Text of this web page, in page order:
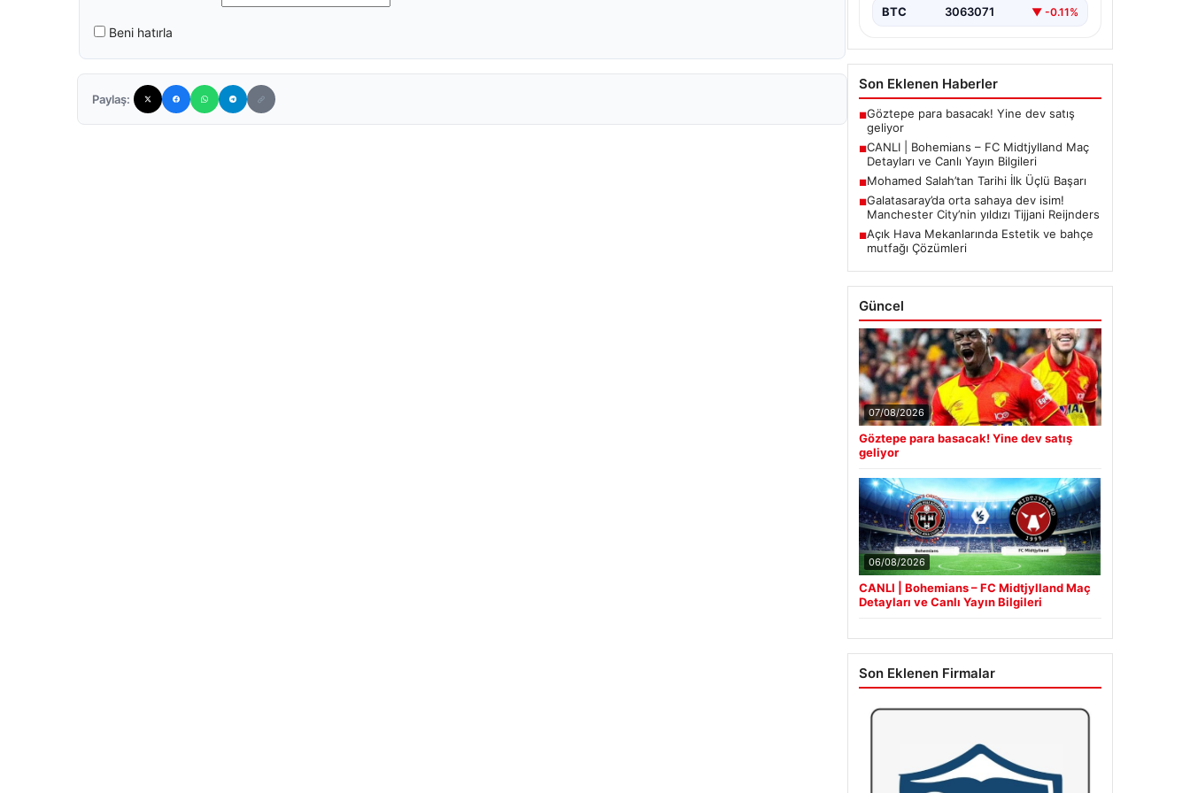
Beni hatırla
Paylaş:
BTC 3063071 ▼ -0.11%
Son Eklenen Haberler
■Göztepe para basacak! Yine dev satış
geliyor
■CANLI | Bohemians – FC Midtjylland Maç
Detayları ve Canlı Yayın Bilgileri
■Mohamed Salah’tan Tarihi İlk Üçlü Başarı
■Galatasaray’da orta sahaya dev isim!
Manchester City’nin yıldızı Tijjani Reijnders
■Açık Hava Mekanlarında Estetik ve bahçe
mutfağı Çözümleri
Güncel
07/08/2026
Göztepe para basacak! Yine dev satış
geliyor
06/08/2026
CANLI | Bohemians – FC Midtjylland Maç
Detayları ve Canlı Yayın Bilgileri
Son Eklenen Firmalar